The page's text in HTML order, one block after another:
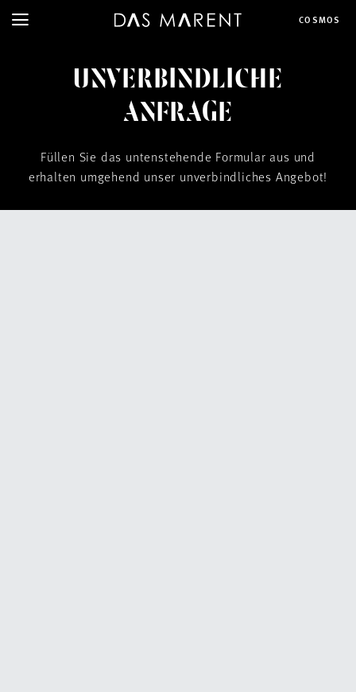
COSMOS
UNVERBINDLICHE
ANFRAGE
Füllen Sie das untenstehende Formular aus und
erhalten umgehend unser unverbindliches Angebot!